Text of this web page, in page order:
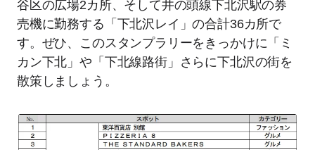
谷区の広場2カ所、そして井の頭線下北沢駅の券
売機に勤務する「下北沢レイ」の合計36カ所で
す。ぜひ、このスタンプラリーをきっかけに「ミ
カン下北」や「下北線路街」さらに下北沢の街を
散策しましょう。